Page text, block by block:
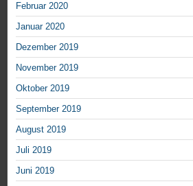
Februar 2020
Januar 2020
Dezember 2019
November 2019
Oktober 2019
September 2019
August 2019
Juli 2019
Juni 2019